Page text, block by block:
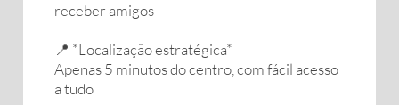
receber amigos
📍 *Localização estratégica*
Apenas 5 minutos do centro, com fácil acesso
a tudo